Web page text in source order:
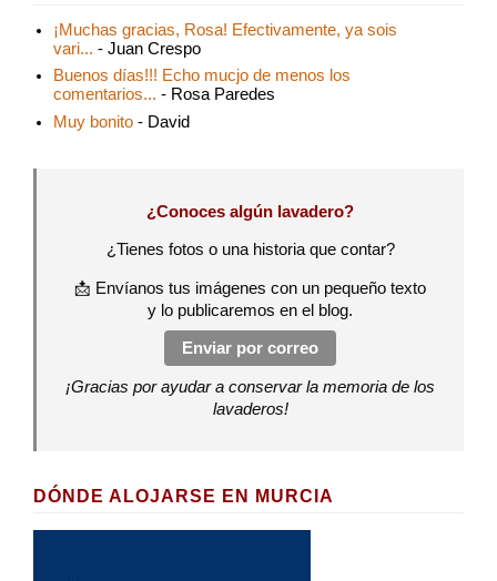
¡Muchas gracias, Rosa! Efectivamente, ya sois
vari... - Juan Crespo
Buenos días!!! Echo mucjo de menos los
comentarios... - Rosa Paredes
Muy bonito - David
¿Conoces algún lavadero?
¿Tienes fotos o una historia que contar?
📩 Envíanos tus imágenes con un pequeño texto
y lo publicaremos en el blog.
Enviar por correo
¡Gracias por ayudar a conservar la memoria de los
lavaderos!
DÓNDE ALOJARSE EN MURCIA